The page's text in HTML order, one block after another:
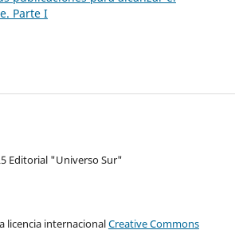
Parte I
Editorial "Universo Sur"
licencia internacionalCreative Commons